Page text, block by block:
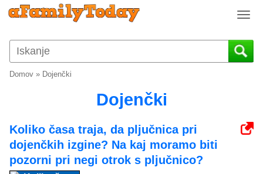
T
g
g
i
Domov » Dojenčki
Dojenčki
Koliko časa traja, da pljučnica pri
dojenčkih izgine? Na kaj moramo biti
pozorni pri negi otrok s pljučnico?